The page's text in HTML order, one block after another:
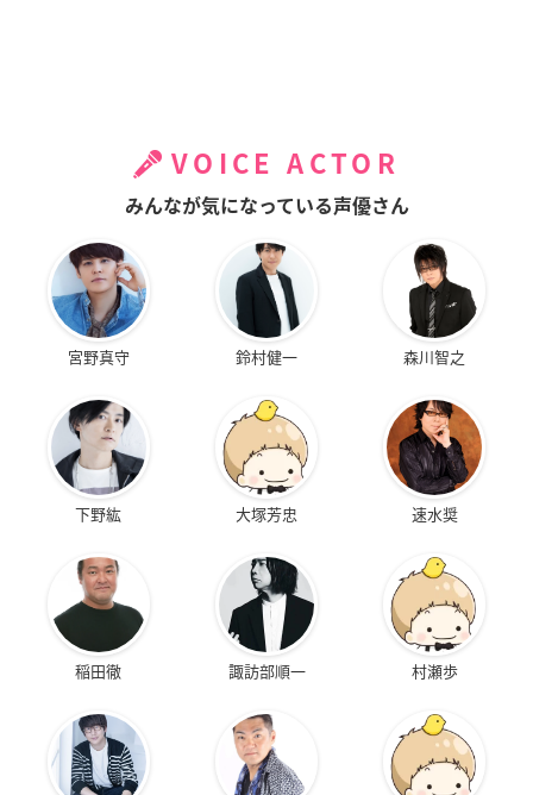
VOICE ACTOR
みんなが気になっている声優さん
宮野真守 鈴村健一 森川智之
下野紘 大塚芳忠 速水奨
稲田徹 諏訪部順一 村瀬歩